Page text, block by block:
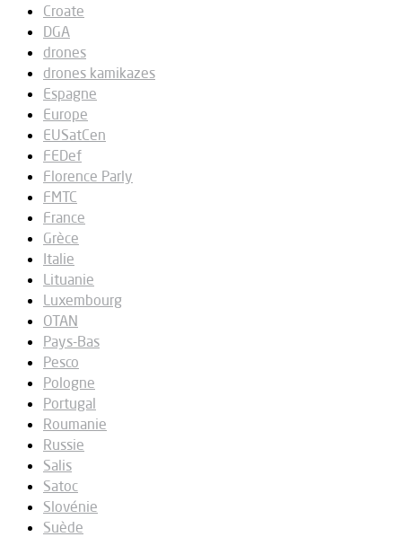
Croate
DGA
drones
drones kamikazes
Espagne
Europe
EUSatCen
FEDef
Florence Parly
FMTC
France
Grèce
Italie
Lituanie
Luxembourg
OTAN
Pays-Bas
Pesco
Pologne
Portugal
Roumanie
Russie
Salis
Satoc
Slovénie
Suède